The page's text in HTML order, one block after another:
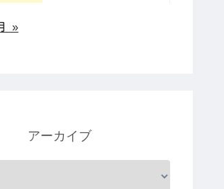
»
アーカイブ